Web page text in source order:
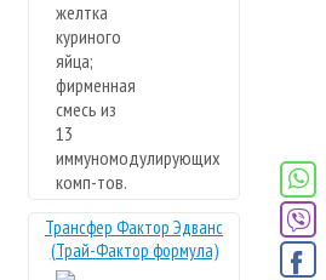
Трансфер Фактор Эдванс
(Трай-Фактор формула)